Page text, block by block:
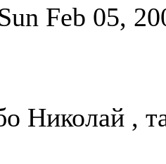
Feb 05,
Николай ,